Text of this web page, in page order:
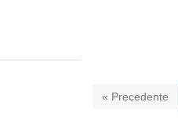
« Precedente